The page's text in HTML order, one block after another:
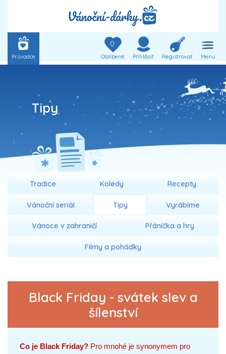
Průvodce
0
Oblíbené Přihlásit Registrovat Menu
Tipy
Tradice Koledy Recepty
Vánoční seriál Tipy Vyrábíme
Vánoce v zahraničí Přáníčka a hry
Filmy a pohádky
Black Friday - svátek slev a
šílenství
Co je Black Friday? Pro mnohé je synonymem pro